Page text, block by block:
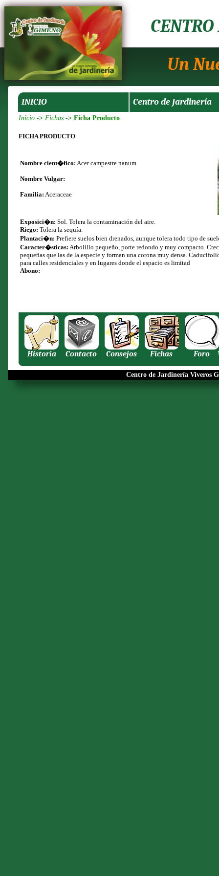
Un
INICIO Centro de Jardinería
Inicio -> Fichas -> Ficha Producto
FICHA PRODUCTO
Nombre cient�fico: Acer campestre nanum
Nombre Vulgar:
Familia: Aceraceae
Exposici�n: Sol. Tolera la contaminación del aire.
Riego: Tolera la sequía.
Plantaci�n: Prefiere suelos bien drenados, aunque tolera todo tipo de
Caracter�sticas: Arbolillo pequeño, porte redondo y muy compacto.
pequeñas que las de la especie y forman una corona muy densa.
para calles residenciales y en lugares donde el espacio es limitad
Abono:
Historia Contacto Consejos Fichas Foro
Centro de Jardinería Viveros